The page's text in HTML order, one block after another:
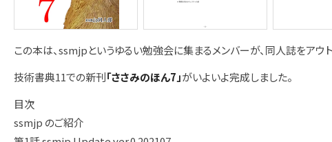
この本は、ssmjpというゆるい勉強会に集まるメンバーが、同人誌をアウ
技術書典11での新刊「ささみのほん7」がいよいよ完成しました。
目次
ssmjp のご紹介